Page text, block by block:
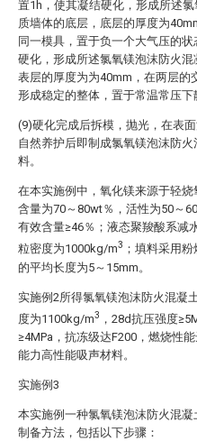
置1h，使其凝结硬化，形成所述
质墙体的底层，底层的厚度为
同一模具，置于负一个大气压的
硬化，形成所述氯氧镁泡沫防火混
表层的厚度为为40mm，在两层的
形成稳定的整体，置于常温常压下
(9)硬化完成后拆模，抛光，在表
自然养护后即制成氯氧镁泡沫防
料。
在本实施例中，氧化镁来源于轻
含量为70～80wt％，活性为50～
有效含量≥46％；液态聚羧酸系减
粒密度为1000kg/m3 ；填料采用
的平均长度为5～15mm。
实施例2所得氯氧镁泡沫防火混凝
度为1100kg/m3 ，28d抗压强度
≥4MPa，抗冻级达F200，燃烧性
能力高性能吸声材料。
实施例3
本实施例一种氯氧镁泡沫防火混
制备方法，包括以下步骤：